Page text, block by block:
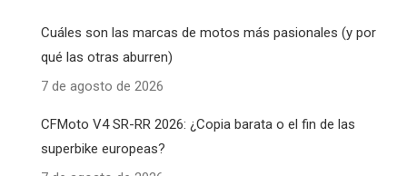
Cuáles son las marcas de motos más pasionales (y por
qué las otras aburren)
7 de agosto de 2026
CFMoto V4 SR-RR 2026: ¿Copia barata o el fin de las
superbike europeas?